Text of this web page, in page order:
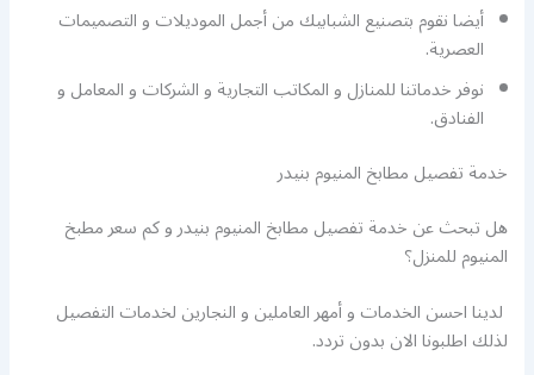
أيضا نقوم بتصنيع الشبابيك من أجمل الموديلات و التصميمات
العصرية.
نوفر خدماتنا للمنازل و المكاتب التجارية و الشركات و المعامل و
الفنادق.
خدمة تفصيل مطابخ المنيوم بنيدر
هل تبحث عن خدمة تفصيل مطابخ المنيوم بنيدر و كم سعر مطبخ
المنيوم للمنزل؟
لدينا احسن الخدمات و أمهر العاملين و النجارين لخدمات التفصيل
لذلك اطلبونا الان بدون تردد.